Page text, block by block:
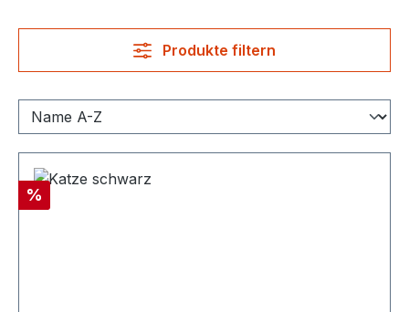
Produkte filtern
Rabatt
%